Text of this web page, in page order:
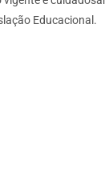
Educacional.